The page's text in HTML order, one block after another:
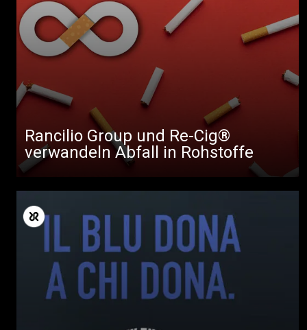
Rancilio Group und Re-Cig®
verwandeln Abfall in Rohstoffe